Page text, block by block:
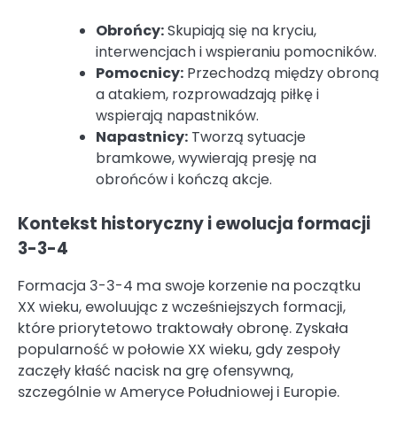
Obrońcy:Skupiają się na kryciu,
interwencjach i wspieraniu pomocników.
Pomocnicy: Przechodzą między obroną
a atakiem, rozprowadzają piłkę i
wspierają napastników.
Napastnicy: Tworzą sytuacje
bramkowe, wywierają presję na
obrońców i kończą akcje.
Kontekst historyczny i ewolucja formacji
3-3-4
Formacja 3-3-4 ma swoje korzenie na początku
XX wieku, ewoluując z wcześniejszych formacji,
które priorytetowo traktowały obronę. Zyskała
popularność w połowie XX wieku, gdy zespoły
zaczęły kłaść nacisk na grę ofensywną,
szczególnie w Ameryce Południowej i Europie.